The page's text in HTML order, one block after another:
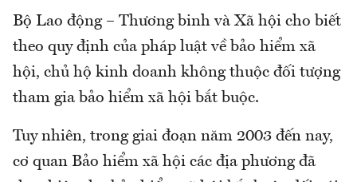
Bộ Lao động – Thương binh và Xã hội cho biết
theo quy định của pháp luật về bảo hiểm xã
hội, chủ hộ kinh doanh không thuộc đối tượng
tham gia bảo hiểm xã hội bắt buộc.
Tuy nhiên, trong giai đoạn năm 2003 đến nay,
cơ quan Bảo hiểm xã hội các địa phương đã